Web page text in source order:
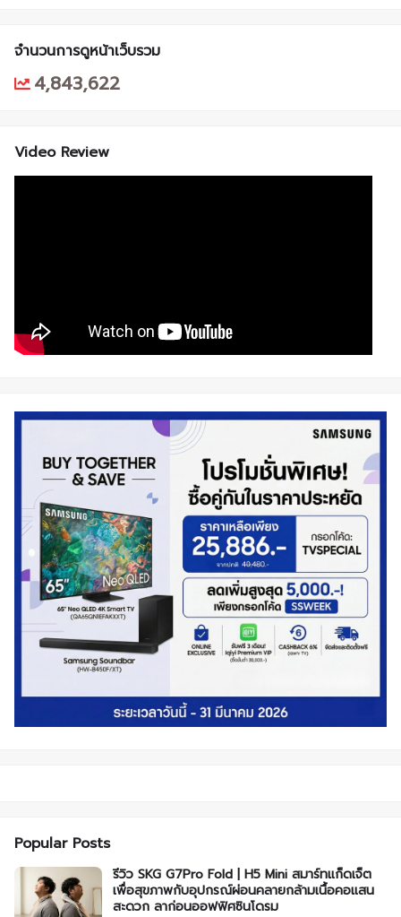
จำนวนการดูหน้าเว็บรวม
4,843,622
Video Review
Popular Posts
รีวิว SKG G7Pro Fold | H5 Mini สมาร์ทแก็ดเจ็ต
เพื่อสุขภาพกับอุปกรณ์ผ่อนคลายกล้ามเนื้อคอแสน
สะดวก ลาก่อนออฟฟิศซินโดรม